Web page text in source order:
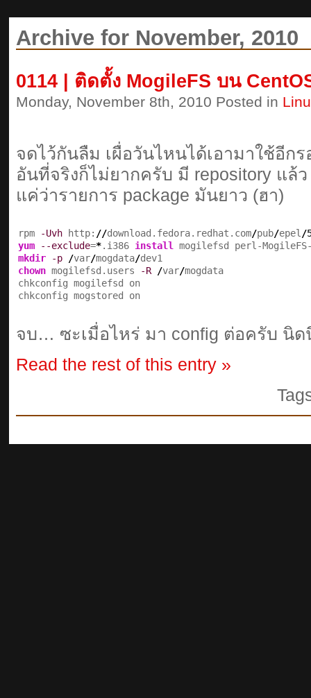
Archive for November, 2010
0114 | ติดตั้ง MogileFS บน
Monday, November 8th, 2010 Posted in
จดไว้กันลืม เผื่อวันไหนได้เอามาใช้อีกร
อันที่จริงก็ไม่ยากครับ มี repository แล้ว
แค่ว่ารายการ package มันยาว (ฮา)
rpm -Uvh http: //download.fedora.redhat.com/pub/epel /
yum
--exclude=*.i386 install
mkdir
-p /var/mogdata/
chown mogilefsd.users -R /var/mogdata
chkconfig mogilefsd on
chkconfig mogstored on
จบ… ซะเมื่อไหร่ มา config ต่อครับ นิด
Read the rest of this entry »